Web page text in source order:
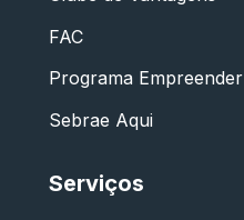
FAC
Programa Empreender
Sebrae Aqui
Serviços